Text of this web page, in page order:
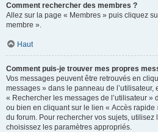
Comment rechercher des membres ?
Allez sur la page « Membres » puis cliquez
membre ».
Haut
Comment puis-je trouver mes propres
Vos messages peuvent être retrouvés en
messages » dans le panneau de l’utilisateur,
« Rechercher les messages de l’utilisateur »
ou bien en cliquant sur le lien « Accès rapide
du forum. Pour rechercher vos sujets,
choisissez les paramètres appropriés.